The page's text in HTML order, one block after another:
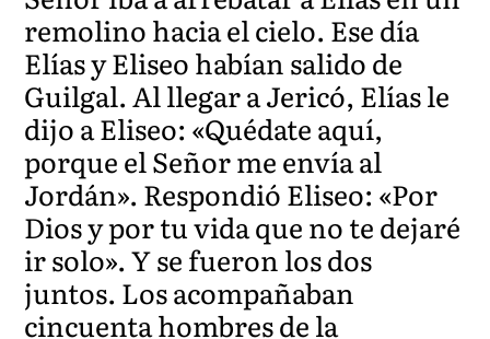
remolino hacia el cielo. Ese día
Elías y Eliseo habían salido de
Guilgal. Al llegar a Jericó, Elías le
dijo a Eliseo: «Quédate aquí,
porque el Señor me envía al
Jordán». Respondió Eliseo: «Por
Dios y por tu vida que no te dejaré
ir solo». Y se fueron los dos
juntos. Los acompañaban
cincuenta hombres de la